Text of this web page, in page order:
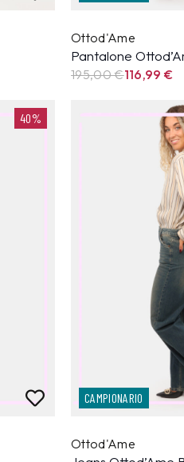
Ottod'Ame
Pantalone
195,00 €116,99€
40%
CAMPIONARIO
Ottod'Ame